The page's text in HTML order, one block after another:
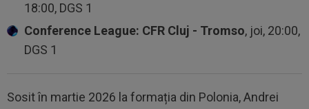
18:00, DGS 1
Conference League: CFR Cluj - Tromso, joi, 20:00,
DGS 1
Sosit în martie 2026 la formația din Polonia, Andrei